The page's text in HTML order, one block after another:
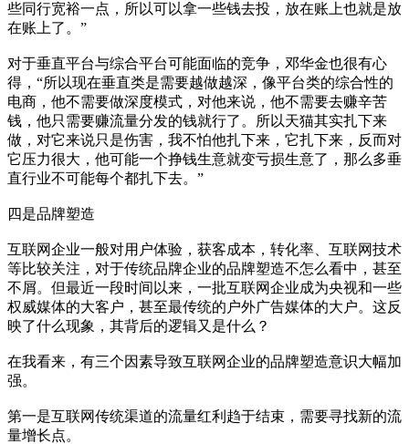
些同行宽裕一点，所以可以拿一些钱去投，放在账上也就是放
在账上了。”
对于垂直平台与综合平台可能面临的竞争，邓华金也很有心
得，“所以现在垂直类是需要越做越深，像平台类的综合性的
电商，他不需要做深度模式，对他来说，他不需要去赚辛苦
钱，他只需要赚流量分发的钱就行了。所以天猫其实扎下来
做，对它来说只是伤害，我不怕他扎下来，它扎下来，反而对
它压力很大，他可能一个挣钱生意就变亏损生意了，那么多垂
直行业不可能每个都扎下去。”
四是品牌塑造
互联网企业一般对用户体验，获客成本，转化率、互联网技术
等比较关注，对于传统品牌企业的品牌塑造不怎么看中，甚至
不屑。但最近一段时间以来，一批互联网企业成为央视和一些
权威媒体的大客户，甚至最传统的户外广告媒体的大户。这反
映了什么现象，其背后的逻辑又是什么？
在我看来，有三个因素导致互联网企业的品牌塑造意识大幅加
强。
第一是互联网传统渠道的流量红利趋于结束，需要寻找新的流
量增长点。